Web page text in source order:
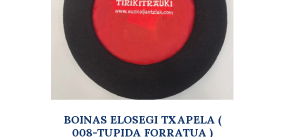
BOINAS ELOSEGI TXAPELA (
008-TUPIDA FORRATUA )